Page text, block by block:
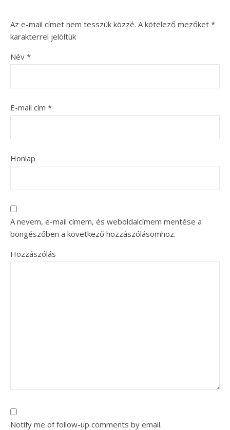
Az e-mail címet nem tesszük közzé. A kötelező mezőket *
karakterrel jelöltük
Név *
E-mail cím *
Honlap
A nevem, e-mail címem, és weboldalcímem mentése a
böngészőben a következő hozzászólásomhoz.
Hozzászólás
Notify me of follow-up comments by email.